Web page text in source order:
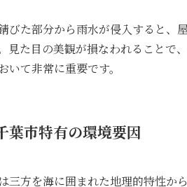
びた部分から雨水が侵入すると、
見た目の美観が損なわれることで
いて非常に重要です。
葉市特有の環境要因
三方を海に囲まれた地理的特性か